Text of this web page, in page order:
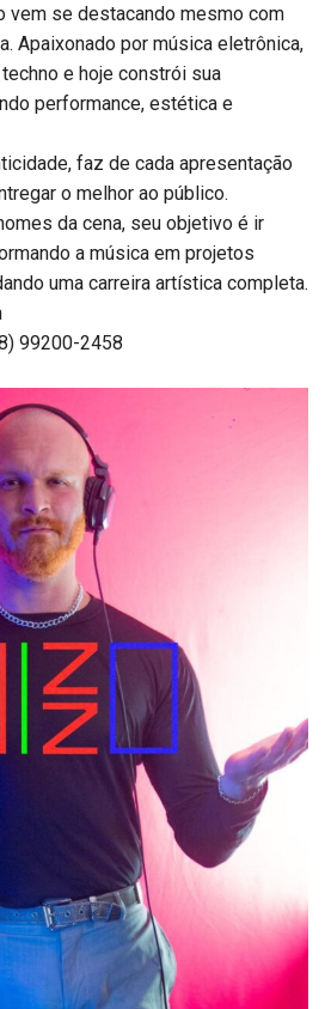
vem se destacando mesmo com
Apaixonado por música eletrônica,
e hoje constrói sua
performance, estética e
faz de cada apresentação
o melhor ao público.
da cena, seu objetivo é ir
a música em projetos
uma carreira artística completa.
99200-2458